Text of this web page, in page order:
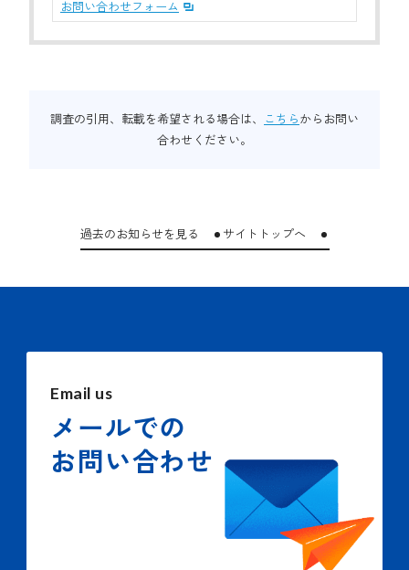
お問い合わせフォーム
調査の引用、転載を希望される場合は、 こちらからお問い
合わせください。
過去のお知らせを見る サイトトップへ
Email us
メールでの
お問い合わせ